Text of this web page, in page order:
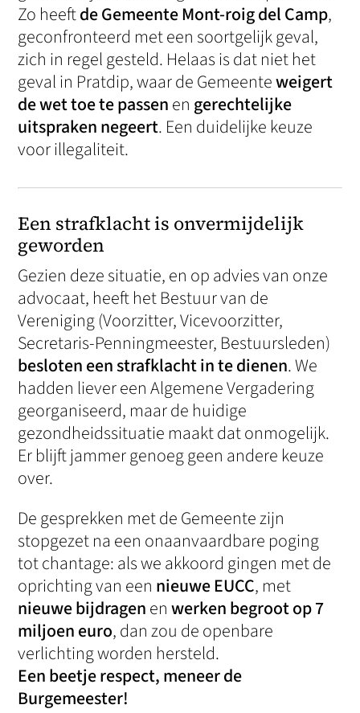
Zo heeftde Gemeente Mont-roig del Camp,
geconfronteerd met een soortgelijk geval,
zich in regel gesteld. Helaas is dat niet het
geval in Pratdip, waar de Gemeenteweigert
de wet toe te passenen gerechtelijke
uitspraken negeert. Een duidelijke keuze
voor illegaliteit.
Een strafklacht is onvermijdelijk
geworden
Gezien deze situatie, en op advies van onze
advocaat, heeft het Bestuur van de
Vereniging (Voorzitter, Vicevoorzitter,
Secretaris-Penningmeester, Bestuursleden)
besloten een strafklacht in te dienen. We
hadden liever een Algemene Vergadering
georganiseerd, maar de huidige
gezondheidssituatie maakt dat onmogelijk.
Er blijft jammer genoeg geen andere keuze
over.
De gesprekken met de Gemeente zijn
stopgezet na een onaanvaardbare poging
tot chantage: als we akkoord gingen met de
oprichting van een nieuwe EUCC, met
nieuwe bijdragenenwerken begroot op 7
miljoen euro, dan zou de openbare
verlichting worden hersteld.
Een beetje respect, meneer de
Burgemeester!